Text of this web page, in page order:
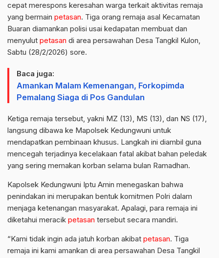
cepat merespons keresahan warga terkait aktivitas remaja
yang bermain petasan. Tiga orang remaja asal Kecamatan
Buaran diamankan polisi usai kedapatan membuat dan
menyulut petasan di area persawahan Desa Tangkil Kulon,
Sabtu (28/2/2026) sore.
Baca juga:
Amankan Malam Kemenangan, Forkopimda
Pemalang Siaga di Pos Gandulan
Ketiga remaja tersebut, yakni MZ (13), MS (13), dan NS (17),
langsung dibawa ke Mapolsek Kedungwuni untuk
mendapatkan pembinaan khusus. Langkah ini diambil guna
mencegah terjadinya kecelakaan fatal akibat bahan peledak
yang sering memakan korban selama bulan Ramadhan.
Kapolsek Kedungwuni Iptu Amin menegaskan bahwa
penindakan ini merupakan bentuk komitmen Polri dalam
menjaga ketenangan masyarakat. Apalagi, para remaja ini
diketahui meracik petasan tersebut secara mandiri.
“Kami tidak ingin ada jatuh korban akibat petasan. Tiga
remaja ini kami amankan di area persawahan Desa Tangkil